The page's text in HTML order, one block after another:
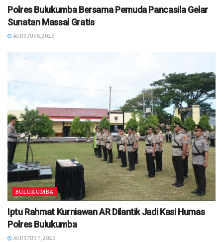
Polres Bulukumba Bersama Pemuda Pancasila Gelar
Sunatan Massal Gratis
AGUSTUS 8, 2026
BULUKUMBA
Iptu Rahmat Kurniawan AR Dilantik Jadi Kasi Humas
Polres Bulukumba
AGUSTUS 7, 2026